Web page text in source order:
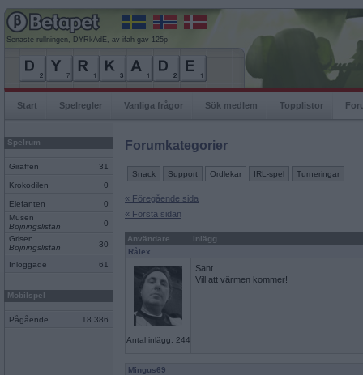
Senaste rullningen, DYRkAdE, av ifah gav 125p
Start Spelregler Vanliga frågor Sök medlem Topplistor
Spelrum
Giraffen 31
Krokodilen 0
Elefanten
0
Musen
Böjningslistan
0
Grisen
Böjningslistan
30
Inloggade 61
Mobilspel
Pågående 18 386
Forumkategorier
Snack Support Ordlekar IRL-spel Turneringar
« Föregående sida
« Första sidan
Användare
Inlägg
Rålex
Antal inlägg: 244
Sant
Vill att värmen kommer!
Mingus69